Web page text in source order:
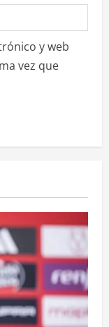
y web
vez que